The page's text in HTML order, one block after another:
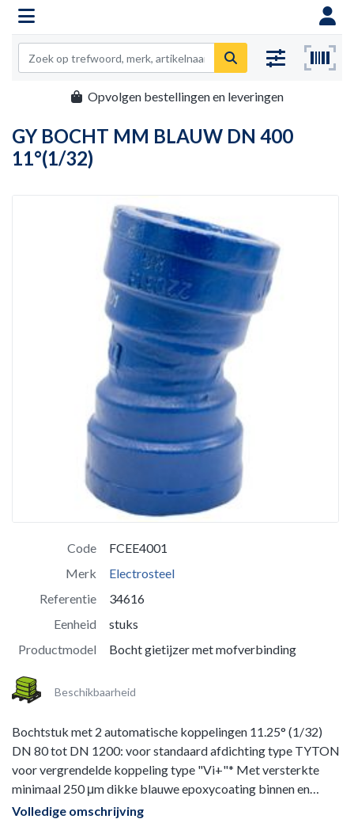
Opvolgen bestellingen en leveringen
GY BOCHT MM BLAUW DN 400
11°(1/32)
Code
FCEE4001
Merk
Electrosteel
Referentie
34616
Eenheid
stuks
Productmodel
Bocht gietijzer met mofverbinding
Beschikbaarheid
Bochtstuk met 2 automatische koppelingen 11.25° (1/32)
DN 80 tot DN 1200: voor standaard afdichting type TYTON
voor vergrendelde koppeling type "Vi+"* Met versterkte
minimaal 250 μm dikke blauwe epoxycoating binnen en
buiten. *DN 80 tot 600
Volledige omschrijving